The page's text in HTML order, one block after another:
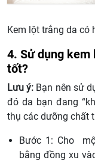
Kem lột trắng da có
4. Sử dụng
tốt?
Lưu ý: Bạn nên sử
đó da bạn đang
thụ các dưỡng chất
Bước 1: Cho
bằng đồng xu